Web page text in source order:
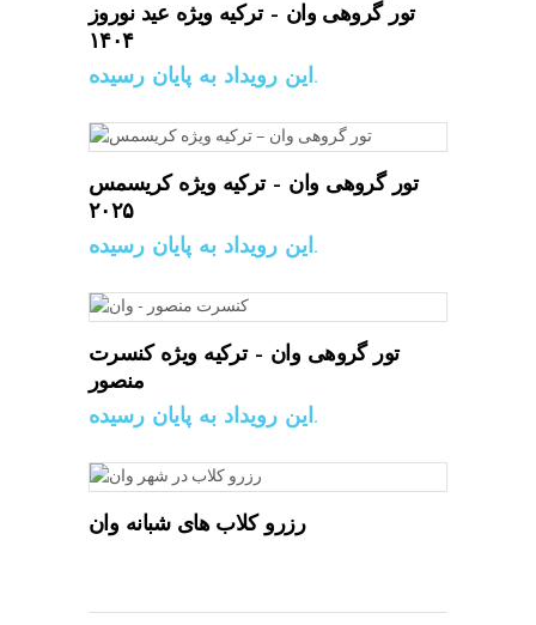
تور گروهی وان – ترکیه ویژه عید نوروز
۱۴۰۴
این رویداد به پایان رسیده.
تور گروهی وان – ترکیه ویژه کریسمس
۲۰۲۵
این رویداد به پایان رسیده.
تور گروهی وان – ترکیه ویژه کنسرت
منصور
این رویداد به پایان رسیده.
رزرو کلاب های شبانه وان